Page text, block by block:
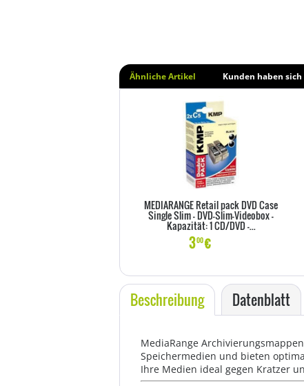
Ähnliche Artikel Kunden haben
MEDIARANGE Retail pack DVD Case
Single Slim - DVD-Slim-Videobox -
Kapazität: 1 CD/DVD -...
300€
Beschreibung Datenblatt
MediaRange
Speichermedien und bieten
Ihre Medien ideal gegen Kratzer